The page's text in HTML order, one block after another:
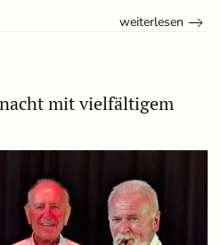
weiterlesen
mit vielfältigem